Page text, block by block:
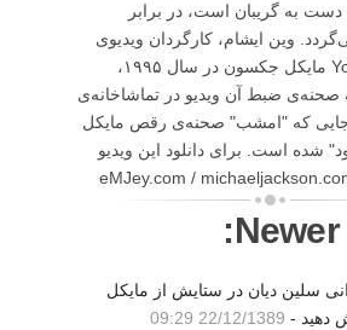
دست به گریبان است، در برابر
وین ایشام، کارگردان ویدیوی
You Are Not Alone مایکل جکسون در سال ۱۹۹۵،
صحنه‌ی ضبط آن ویدیو در تماشاخانه‌ی
جایی که "امشب" صحنه‌ی رقص مایکل
شده است. برای دانلود این ویدیو
سلین دیان در ستایش از مایکل
دهید - 22/12/1389 09:29